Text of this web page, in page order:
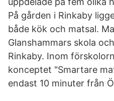
På gården i Rinkaby
både kök och matsal.
Glanshammars skola
Rinkaby. Inom
konceptet "Smartare
endast 10 minuter från